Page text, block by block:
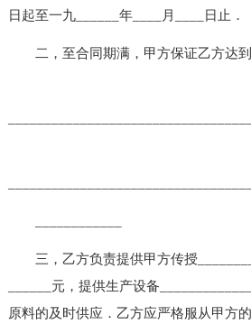
日起至一九______年____月____日止．
二，至合同期满，甲方保证乙方达到
三，乙方负责提供甲方传授
______元，提供生产设备
原料的及时供应．乙方应严格服从甲方